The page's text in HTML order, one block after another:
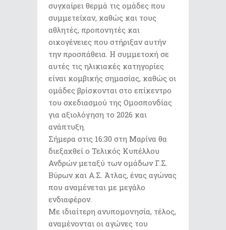
συγχαίρει θερμά τις ομάδες που
συμμετείχαν, καθώς και τους
αθλητές, προπονητές και
οικογένειες που στήριξαν αυτήν
την προσπάθεια. Η συμμετοχή σε
αυτές τις ηλικιακές κατηγορίες
είναι κομβικής σημασίας, καθώς οι
ομάδες βρίσκονται στο επίκεντρο
του σχεδιασμού της Ομοσπονδίας
για αξιολόγηση το 2026 και
ανάπτυξη.
Σήμερα στις 16:30 στη Μαρίνα θα
διεξαχθεί ο Τελικός Κυπέλλου
Ανδρών μεταξύ των ομάδων Γ.Σ.
Βύρων και Α.Σ. Άτλας, ένας αγώνας
που αναμένεται με μεγάλο
ενδιαφέρον.
Με ιδιαίτερη ανυπομονησία, τέλος,
αναμένονται οι αγώνες του